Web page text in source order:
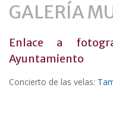
GALERÍA
Enlace a
Ayuntamiento
Concierto de las velas: